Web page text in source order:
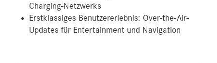
Charging-Netzwerks
Erstklassiges Benutzererlebnis: Over-the-Air-
Updates für Entertainment und Navigation